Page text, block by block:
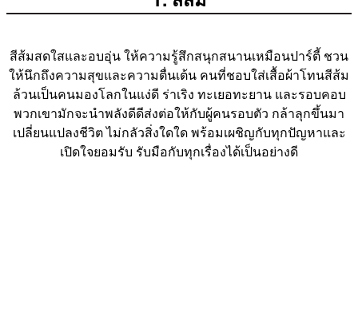
สีส้มสดใสและอบอุ่น ให้ความรู้สึกสนุกสนานเหมือนปาร์ตี้ ชวน
ให้นึกถึงความสุขและความตื่นเต้น คนที่ชอบใส่เสื้อผ้าโทนสีส้ม
ล้วนเป็นคนมองโลกในแง่ดี ร่าเริง ทะเยอทะยาน และรอบคอบ
พวกเขามักจะนำพลังดีดีส่งต่อให้กับผู้คนรอบตัว กล้าลุกขึ้นมา
เปลี่ยนแปลงชีวิต ไม่กลัวสิ่งใดใด พร้อมเผชิญกับทุกปัญหาและ
เปิดใจยอมรับ รับมือกับทุกเรื่องได้เป็นอย่างดี